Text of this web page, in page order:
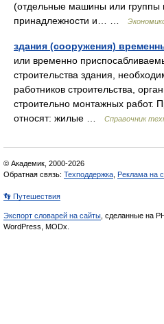
(отдельные машины или группы
принадлежности и… …
здания (сооружения)
или временно
строительства здания,
работников строительства,
строительно монтажных работ.
относят: жилые …
Справочник
© Академик, 2000-2026
Обратная связь: Техподдержка Реклама на
👣 Путешествия
Экспорт словарей на сайты , сделанные на
WordPress, MODx.